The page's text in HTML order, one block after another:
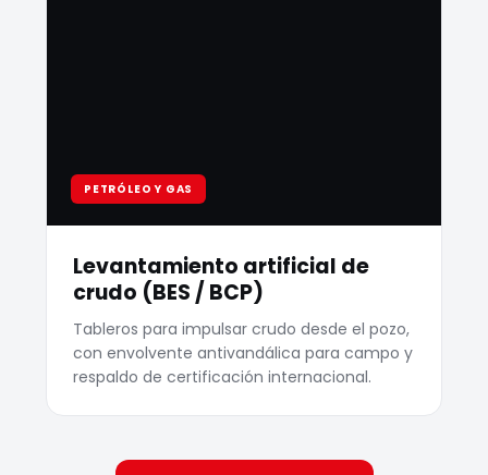
PETRÓLEO Y GAS
Levantamiento artificial de
crudo (BES / BCP)
Tableros para impulsar crudo desde el pozo,
con envolvente antivandálica para campo y
respaldo de certificación internacional.